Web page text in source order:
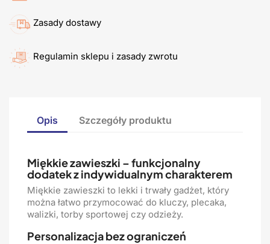
Zasady dostawy
Regulamin sklepu i zasady zwrotu
Opis Szczegóły produktu
Miękkie zawieszki – funkcjonalny
dodatek z indywidualnym charakterem
Miękkie zawieszki to lekki i trwały gadżet, który
można łatwo przymocować do kluczy, plecaka,
walizki, torby sportowej czy odzieży.
Personalizacja bez ograniczeń